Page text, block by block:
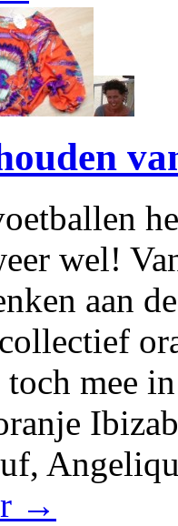
wel!
aan
toch mee
→